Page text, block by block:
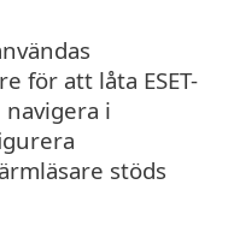
för att låta ESET-
i
stöds